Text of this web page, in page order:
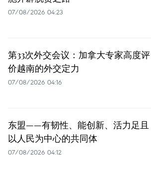
07/08/2026 04:23
第33次外交会议：加拿大专家高度评
价越南的外交定力
07/08/2026 04:16
东盟——有韧性、能创新、活力足且
以人民为中心的共同体
07/08/2026 04:12